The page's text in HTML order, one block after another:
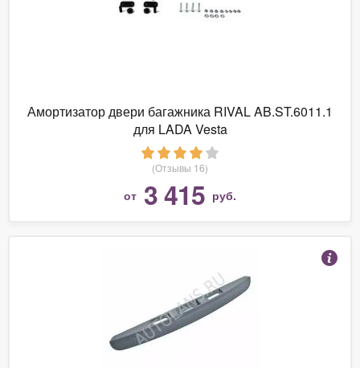
Амортизатор двери багажника RIVAL AB.ST.6011.1
для LADA Vesta
(Отзывы 16)
от 3 415 руб.